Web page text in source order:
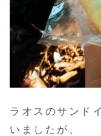
ラオスのサンド
いましたが、